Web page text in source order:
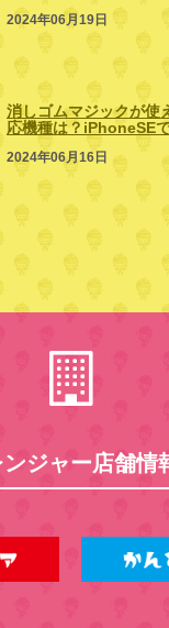
2024年06月19日
消しゴムマジックが
応機種は？iPhoneSE
2024年06月16日
ジャー店舗情